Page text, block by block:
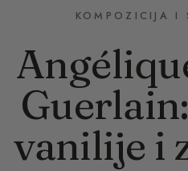
KOMPOZICIJA I
vanilije i